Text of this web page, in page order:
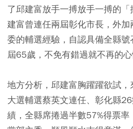
了邱建富放手一搏放手一搏的
建富曾連任兩屆彰化市長，外
委的輔選經驗，自認具備全縣
屆65歲，不免有錯過就不再的心
地方分析，邱建富胸躍躍欲試
大選輔選蔡英文連任、彰化縣
績，全縣席捲過半數57%得票